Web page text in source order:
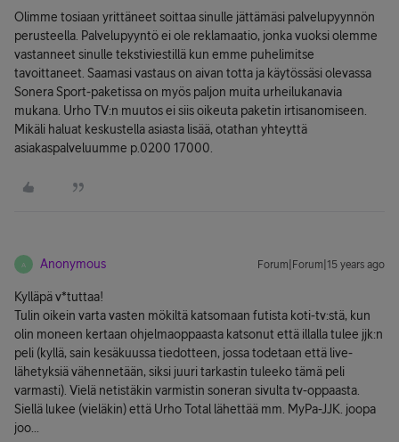
Olimme tosiaan yrittäneet soittaa sinulle jättämäsi palvelupyynnön
perusteella. Palvelupyyntö ei ole reklamaatio, jonka vuoksi olemme
vastanneet sinulle tekstiviestillä kun emme puhelimitse
tavoittaneet. Saamasi vastaus on aivan totta ja käytössäsi olevassa
Sonera Sport-paketissa on myös paljon muita urheilukanavia
mukana. Urho TV:n muutos ei siis oikeuta paketin irtisanomiseen.
Mikäli haluat keskustella asiasta lisää, otathan yhteyttä
asiakaspalveluumme p.0200 17000.
A Anonymous Forum|Forum|15 years ago
Kylläpä v*tuttaa!
Tulin oikein varta vasten mökiltä katsomaan futista koti-tv:stä, kun
olin moneen kertaan ohjelmaoppaasta katsonut että illalla tulee jjk:n
peli (kyllä, sain kesäkuussa tiedotteen, jossa todetaan että live-
lähetyksiä vähennetään, siksi juuri tarkastin tuleeko tämä peli
varmasti). Vielä netistäkin varmistin soneran sivulta tv-oppaasta.
Siellä lukee (vieläkin) että Urho Total lähettää mm. MyPa-JJK. joopa
joo...